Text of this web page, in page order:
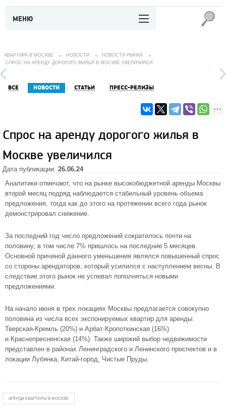
МЕНЮ
КВАРТИРА В МОСКВЕ → НОВОСТИ → НОВОСТИ РЫНКА
→
СПРОС НА АРЕНДУ ДОРОГОГО ЖИЛЬЯ В МОСКВЕ УВЕЛИЧИЛСЯ
ВСЕ НОВОСТИ СТАТЬИ ПРЕСС-РЕЛИЗЫ
Спрос на аренду дорогого жилья в
Москве увеличился
Дата публикации: 26.06.24
Аналитики отмечают, что на рынке высокобюджетной аренды Москвы
второй месяц подряд наблюдается стабильный уровень объема
предложения, тогда как до этого на протяжении всего года рынок
демонстрировал снижение.
За последний год число предложений сократилось почти на
половину, в том числе 7% пришлось на последние 5 месяцев.
Основной причиной данного уменьшения являлся повышенный спрос
со стороны арендаторов, который усилился с наступлением весны. В
следствие этого рынок не успевал пополняться новыми
предложениями.
На начало июня в трех локациях Москвы предлагается совокупно
половина из числа всех экспонируемых квартир для аренды:
Тверская-Кремль (20%) и Арбат-Кропоткинская (16%)
и Краснопресненская (14%). Также широкий выбор недвижимости
представлен в районах Ленинградского и Ленинского проспектов и в
локации Лубянка, Китай-город, Чистые Пруды.
АРЕНДА КВАРТИРЫ В МОСКВЕ